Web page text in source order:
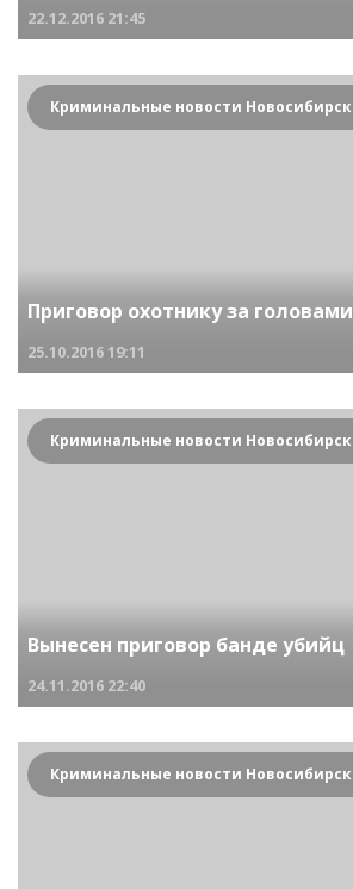
22.12.2016 21:45
Приговор охотнику за головами
25.10.201619:11
Вынесен приговор банде убийц
24.11.2016 22:40